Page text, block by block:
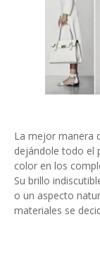
La mejor manera
dejándole todo el
color en los
Su brillo
o un aspecto
materiales se